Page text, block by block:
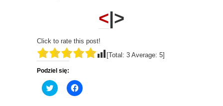
<|>
Click to rate this post!
[Total: 3 Average: 5]
Podziel się:
C
l
C
l